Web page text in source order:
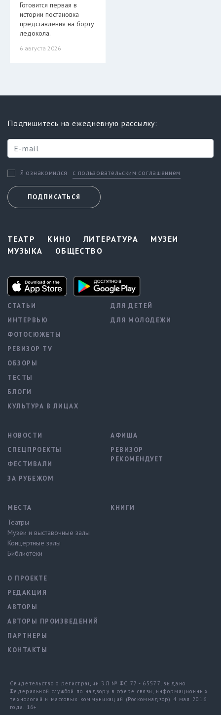
Готовится первая в
истории постановка
представления на борту
ледокола.
6 августа 2026
Подпишитесь на ежедневную рассылку:
Я ознакомился с пользовательским соглашением
ПОДПИСАТЬСЯ
ТЕАТР КИНО ЛИТЕРАТУРА
МУЗЕИ
МУЗЫКА
ОБЩЕСТВО
СТАТЬИ
ИНТЕРВЬЮ
ФОТОСЮЖЕТЫ
РЕВИЗОР TV
ОБЗОРЫ
ТЕСТЫ
БЛОГИ
КУЛЬТУРА В ЛИЦАХ
ДЛЯ ДЕТЕЙ
ДЛЯ МОЛОДЕЖИ
НОВОСТИ
СПЕЦПРОЕКТЫ
ФЕСТИВАЛИ
ЗА РУБЕЖОМ
АФИША
РЕВИЗОР
РЕКОМЕНДУЕТ
МЕСТА
Театры
Музеи и выставочные залы
Концертные залы
Библиотеки
КНИГИ
О ПРОЕКТЕ
РЕДАКЦИЯ
АВТОРЫ
АВТОРЫ ПРОИЗВЕДЕНИЙ
ПАРТНЕРЫ
КОНТАКТЫ
Свидетельство о регистрации ЭЛ № ФС 77 - 65577, выдано
Федеральной службой по надзору в сфере связи, информационных
технологий и массовых коммуникаций (Роскомнадзор) 4 мая 2016
года. 16+